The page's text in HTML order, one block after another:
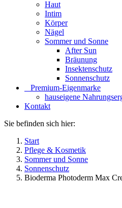
Haut
Intim
Körper
Nägel
Sommer und Sonne
After Sun
Bräunung
Insektenschutz
Sonnenschutz
⠀​Premium-Eigenmarke
hauseigene
Kontakt
Sie befinden sich hier:
Start
Pflege & Kosmetik
Sommer und Sonne
Sonnenschutz
Bioderma Photoderm Max